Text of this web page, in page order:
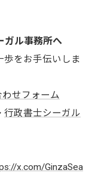
ガル事務所へ
歩をお手伝いしま
わせフォーム
行政書士シーガル
x.com/GinzaSea